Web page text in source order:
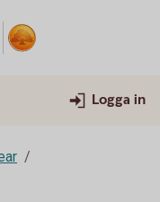
Logga in